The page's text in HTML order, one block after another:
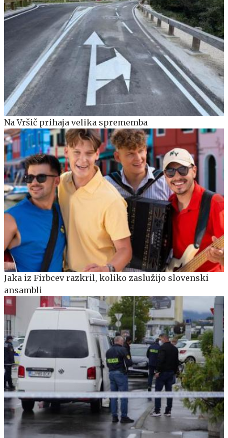
Na Vršič prihaja velika sprememba
Jaka iz Firbcev razkril, koliko zaslužijo slovenski
ansambli